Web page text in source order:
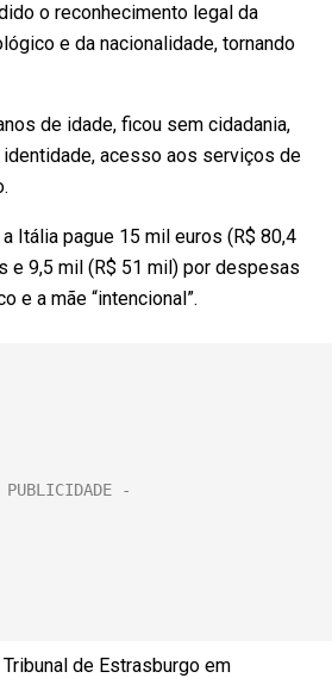
o reconhecimento legal da
e da nacionalidade, tornando
de idade, ficou sem cidadania,
acesso aos serviços de
Itália pague 15 mil euros (R$ 80,4
e 9,5 mil (R$ 51 mil) por despesas
e a mãe “intencional”.
de Estrasburgo em